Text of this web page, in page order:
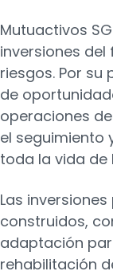
Mutuactivos
inversiones
riesgos. Por
de
operaciones
el seguimiento
toda la vida de
Las
construidos,
adaptación
rehabilitación